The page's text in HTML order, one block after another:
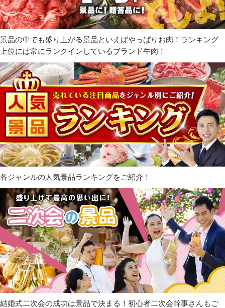
景品の中でも盛り上がる景品といえばやっぱりお肉！ランキング
上位には常にランクインしているブランド牛肉！
各ジャンルの人気景品ランキングをご紹介！
結婚式二次会の成功は景品で決まる！初心者二次会幹事さんもご